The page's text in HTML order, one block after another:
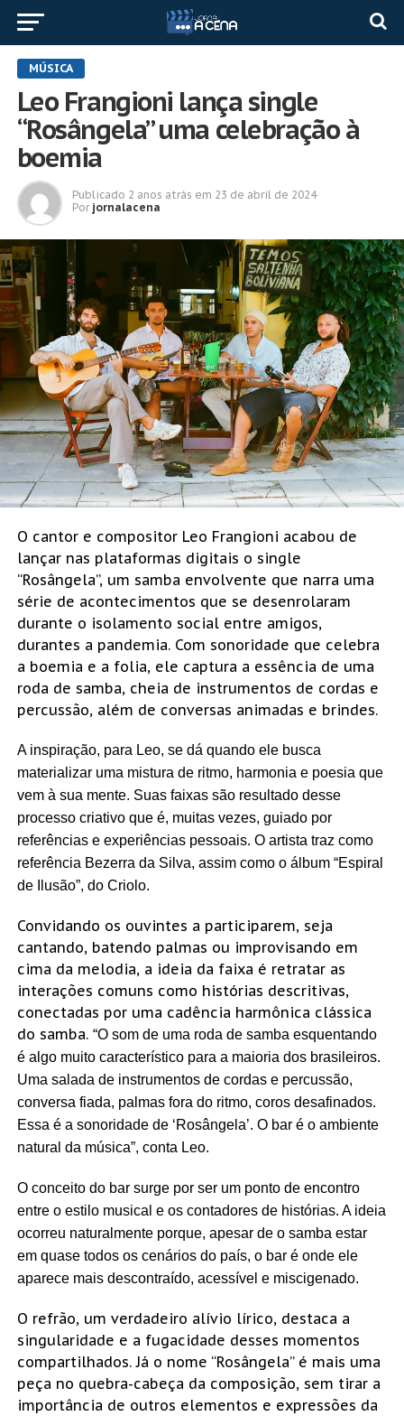
MÚSICA
Leo Frangioni lança single
“Rosângela” uma celebração à
boemia
Publicado 2 anos atrás em 23 de abril de 2024
Por jornalacena
O cantor e compositor Leo Frangioni acabou de
lançar nas plataformas digitais o single
“Rosângela”, um samba envolvente que narra uma
série de acontecimentos que se desenrolaram
durante o isolamento social entre amigos,
durantes a pandemia. Com sonoridade que celebra
a boemia e a folia, ele captura a essência de uma
roda de samba, cheia de instrumentos de cordas e
percussão, além de conversas animadas e brindes.
A inspiração, para Leo, se dá quando ele busca
materializar uma mistura de ritmo, harmonia e poesia que
vem à sua mente. Suas faixas são resultado desse
processo criativo que é, muitas vezes, guiado por
referências e experiências pessoais. O artista traz como
referência Bezerra da Silva, assim como o álbum “Espiral
de Ilusão”, do Criolo.
Convidando os ouvintes a participarem, seja
cantando, batendo palmas ou improvisando em
cima da melodia, a ideia da faixa é retratar as
interações comuns como histórias descritivas,
conectadas por uma cadência harmônica clássica
do samba. “O som de uma roda de samba esquentando
é algo muito característico para a maioria dos brasileiros.
Uma salada de instrumentos de cordas e percussão,
conversa fiada, palmas fora do ritmo, coros desafinados.
Essa é a sonoridade de ‘Rosângela’. O bar é o ambiente
natural da música”, conta Leo.
O conceito do bar surge por ser um ponto de encontro
entre o estilo musical e os contadores de histórias. A ideia
ocorreu naturalmente porque, apesar de o samba estar
em quase todos os cenários do país, o bar é onde ele
aparece mais descontraído, acessível e miscigenado.
O refrão, um verdadeiro alívio lírico, destaca a
singularidade e a fugacidade desses momentos
compartilhados. Já o nome “Rosângela” é mais uma
peça no quebra-cabeça da composição, sem tirar a
importância de outros elementos e expressões da